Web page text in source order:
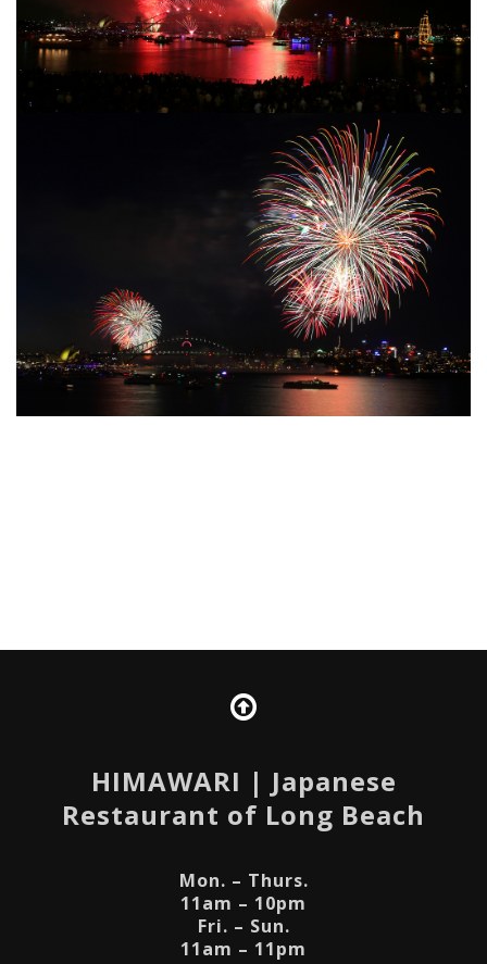
HIMAWARI | Japanese
Restaurant of Long Beach
Mon. – Thurs.
11am – 10pm
Fri. – Sun.
11am – 11pm